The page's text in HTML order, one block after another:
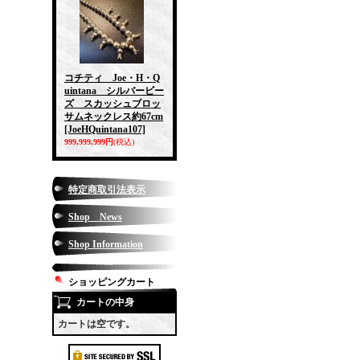
コチティ Joe・H・Q
uintana シルバービー
ズ スカッシュブロッ
サムネックレス約67cm
[JoeHQuintana107]
999,999,999円(税込)
特定商取引法表示
Shop News
Shop Information
ショッピングカート
カートの中身
カートは空です。